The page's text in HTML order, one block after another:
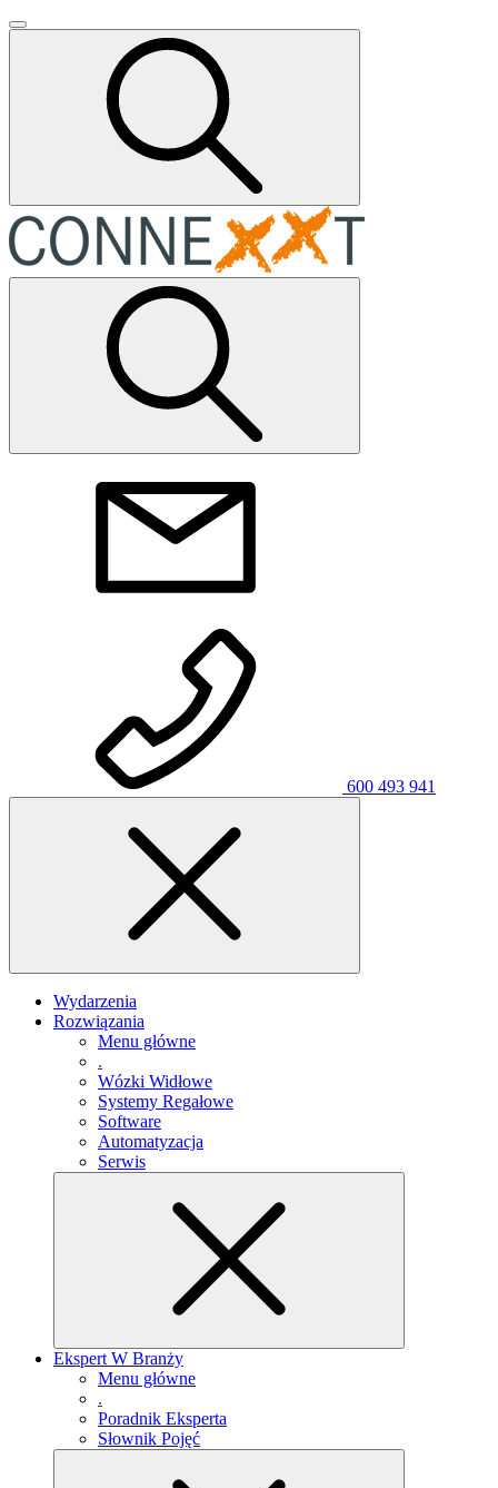
600 493 941
Wydarzenia
Rozwiązania
Menu główne
.
Wózki Widłowe
Systemy Regałowe
Software
Automatyzacja
Serwis
Ekspert W Branży
Menu główne
.
Poradnik Eksperta
Słownik Pojęć